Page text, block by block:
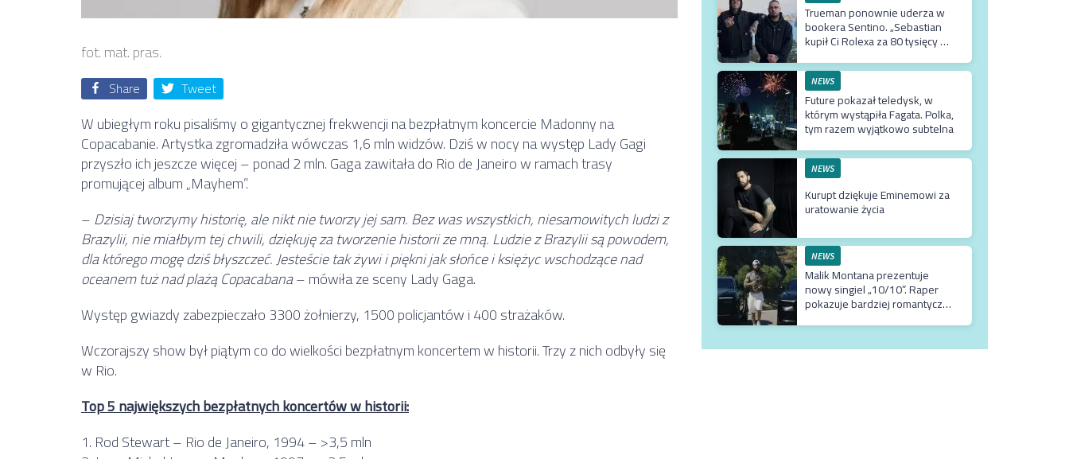
fot. mat. pras.
Share Tweet
W ubiegłym roku pisaliśmy o gigantycznej frekwencji na bezpłatnym koncercie Madonny na
Copacabanie. Artystka zgromadziła wówczas 1,6 mln widzów. Dziś w nocy na występ Lady Gagi
przyszło ich jeszcze więcej – ponad 2 mln. Gaga zawitała do Rio de Janeiro w ramach trasy
promującej album „Mayhem”.
–Dzisiaj tworzymy historię, ale nikt nie tworzy jej sam. Bez was wszystkich, niesamowitych ludzi z
Brazylii, nie miałbym tej chwili, dziękuję za tworzenie historii ze mną. Ludzie z Brazylii są powodem,
dla którego mogę dziś błyszczeć. Jesteście tak żywi i piękni jak słońce i księżyc wschodzące nad
oceanem tuż nad plażą Copacabana– mówiła ze sceny Lady Gaga.
Występ gwiazdy zabezpieczało 3300 żołnierzy, 1500 policjantów i 400 strażaków.
Wczorajszy show był piątym co do wielkości bezpłatnym koncertem w historii. Trzy z nich odbyły się
w Rio.
Top 5 największych bezpłatnych koncertów w historii:
1. Rod Stewart – Rio de Janeiro, 1994 – >3,5 mln
Trueman ponownie uderza w
bookera Sentino. „Sebastian
kupił Ci Rolexa za 80 tysięcy w
krzywe umowy”
NEWS
Future pokazał teledysk, w
którym wystąpiła Fagata. Polka,
tym razem wyjątkowo subtelna
NEWS
Kurupt dziękuje Eminemowi za
uratowanie życia
NEWS
Malik Montana prezentuje
nowy singiel „10/10”. Raper
pokazuje bardziej romantyczne